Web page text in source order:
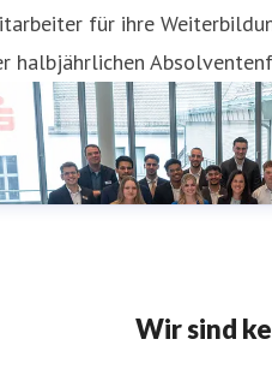
für ihre
halbjährlichen
Wir sind